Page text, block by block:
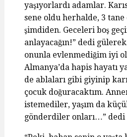
yaşıyorlardı adamlar.
sene oldu herhalde, 3 tane
şimdiden. Geceleri boş
anlayacağın!” dedi
onunla evlenmediğim iyi
Almanya’da hapis hayatı
de ablaları gibi giyinip
çocuk doğuracaktım.
istemediler, yaşım da
gönderdiler onları…” dedi